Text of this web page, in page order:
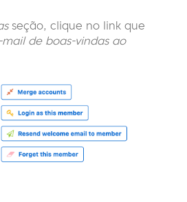
seção, clique no link que
mail de boas-vindas ao